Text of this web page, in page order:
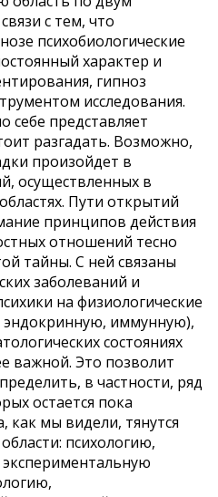
с тем, что
психобиологические
характер и
гипноз
исследования.
себе представ­ляет
разгадать. Возможно,
произойдет в
осуществленных в
Пути открытий
принципов действия
отношений тесно
тайны. С ней связаны
заболеваний и
на физиологические
эндокрин­ную, иммунную),
состояниях
важной. Это позволит
в част­ности, ряд
остается пока
как мы видели, тянутся
психологию,